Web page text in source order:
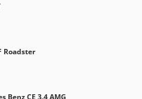
Roadster
Benz CE 3.4 AMG